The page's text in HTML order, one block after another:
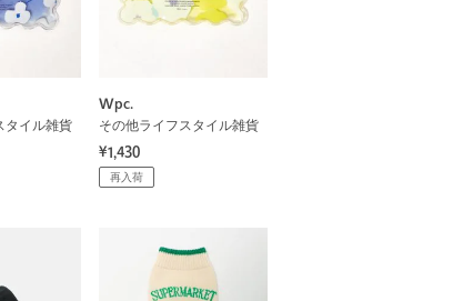
タイル雑貨
Wpc.
その他ライフスタイル雑貨
¥1,430
再入荷